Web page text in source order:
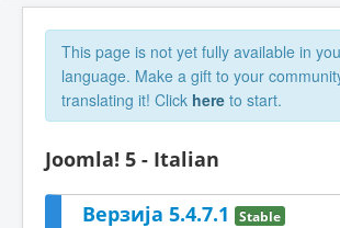
This page is not yet fully available in
language. Make a gift to your
translating it! Click here to start.
Joomla! 5 - Italian
Верзија 5.4.7.1 Stable